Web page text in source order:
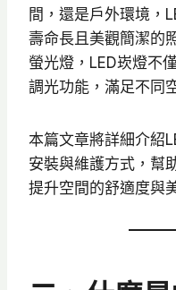
間，還是戶外環境，
壽命長且美觀簡潔的
螢光燈，LED崁燈不
調光功能，滿足不同
本篇文章將詳細介紹
安裝與維護方式，幫
提升空間的舒適度與